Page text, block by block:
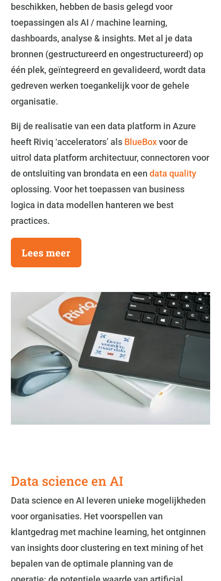
beschikken, hebben de basis gelegd voor
toepassingen als AI / machine learning,
dashboards, analyse & insights. Met al je data
bronnen (gestructureerd en ongestructureerd) op
één plek, geïntegreerd en gevalideerd, wordt data
gedreven werken toegankelijk voor de gehele
organisatie.
Bij de realisatie van een data platform in Azure
heeft Riviq ‘accelerators’ als BlueBoxvoor de
uitrol data platform architectuur, connectoren voor
de ontsluiting van brondata en eendata quality
oplossing. Voor het toepassen van business
logica in data modellen hanteren we best
practices.
Lees meer
Data science en AI
Data science en AI leveren unieke mogelijkheden
voor organisaties. Het voorspellen van
klantgedrag met machine learning, het ontginnen
van insights door clustering en text mining of het
bepalen van de optimale planning van de